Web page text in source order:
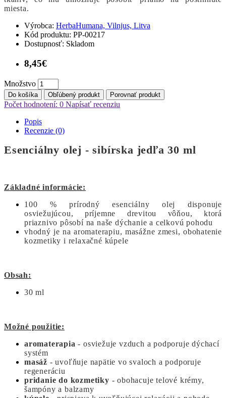
miesta.
Výrobca: HerbaHumana, Vilnjus, Litva
Kód produktu: PP-00217
Dostupnosť: Skladom
8,45€
Množstvo
Do košíka Obľúbený produkt Porovnať produkt
Počet hodnotení: 0 Napísať recenziu
Popis
Recenzie (0)
Esenciálny olej - sibírska jedľa 30 ml
Základné informácie:
100 % prírodný esenciálny olej disponuje
osviežujúcou, príjemne drevitou vôňou, ktorá
priaznivo pôsobí na naše dýchanie a celkovú pohodu
vhodný je na aromaterapiu, masážne zmesi, obohatenie
kozmetiky i relaxačné kúpele
Obsah:
30 ml
Možné použitie:
aromaterapia - osviežuje vzduch a podporuje dýchací
systém
masáž - uvoľňuje napätie vo svaloch a podporuje
regeneráciu
pridanie do kozmetiky - obohacuje telové krémy,
šampóny a balzamy